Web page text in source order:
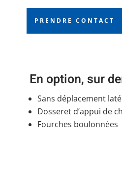
PRENDRE CONTACT
En option, sur
Sans déplacement
Dosseret d’appui de
Fourches boulonnées